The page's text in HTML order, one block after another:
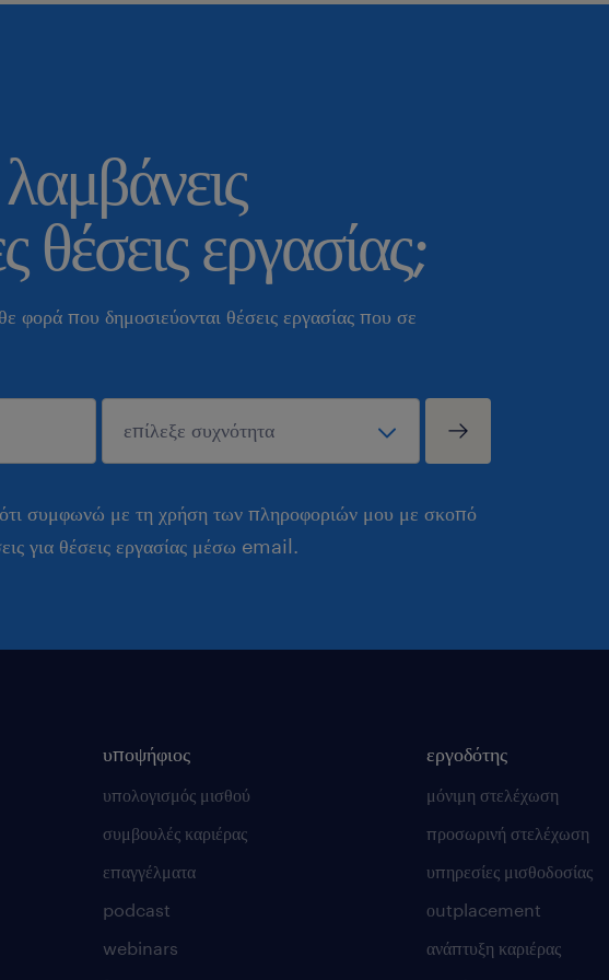
θέσεις εργασίας;
φορά που δημοσιεύονται θέσεις εργασίας που σε
συμφωνώ με τη χρήση των πληροφοριών μου με σκοπό
για θέσεις εργασίας μέσω email.
υποψήφιος
υπολογισμός μισθού
συμβουλές καριέρας
επαγγέλματα
podcast
webinars
εργοδότης
μόνιμη στελέχωση
προσωρινή στελέχωση
υπηρεσίες μισθοδοσίας
οutplacement
ανάπτυξη καριέρας